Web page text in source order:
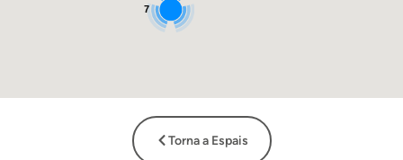
7
Torna a Espais